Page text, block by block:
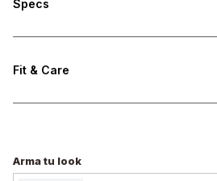
Specs
Fit & Care
Arma tu look